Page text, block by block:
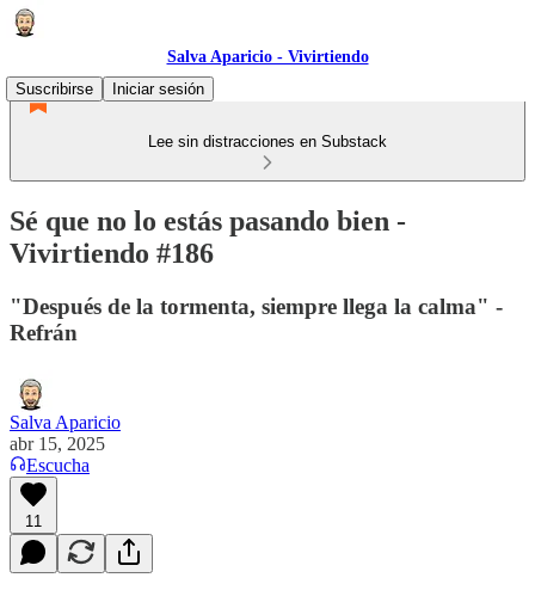
Salva Aparicio - Vivirtiendo
Suscribirse
Iniciar sesión
Lee sin distracciones en Substack
Sé que no lo estás pasando bien -
Vivirtiendo #186
"Después de la tormenta, siempre llega la calma" -
Refrán
Salva Aparicio
abr 15, 2025
Escucha
11